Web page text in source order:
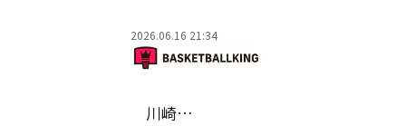
2026.06.16 21:34
川崎…